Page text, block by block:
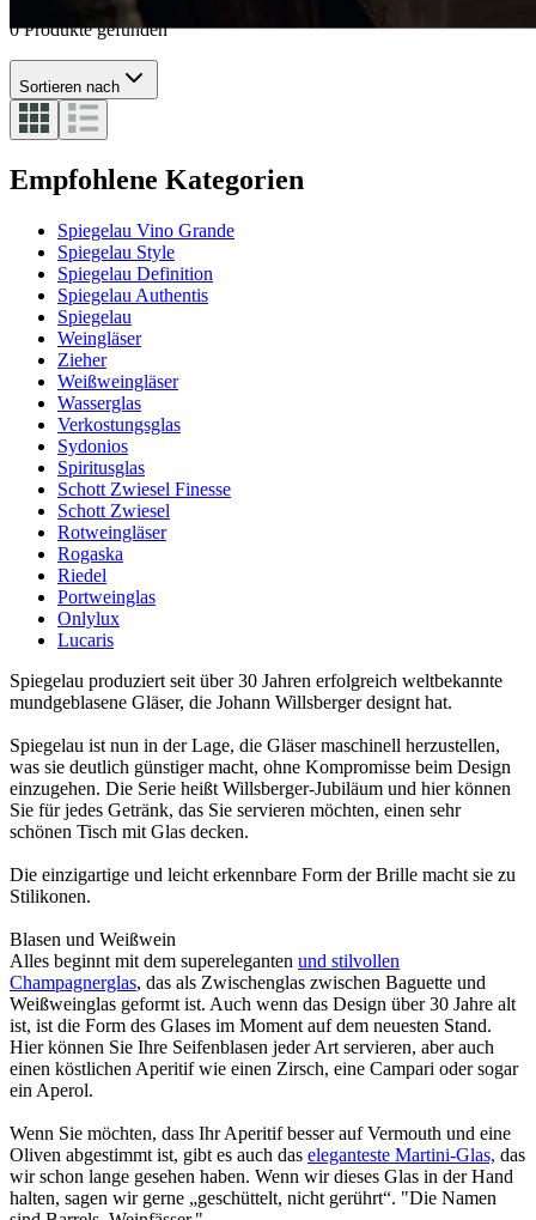
0 Produkte gefunden
Sortieren nach
Empfohlene Kategorien
Spiegelau Vino Grande
Spiegelau Style
Spiegelau Definition
Spiegelau Authentis
Spiegelau
Weingläser
Zieher
Weißweingläser
Wasserglas
Verkostungsglas
Sydonios
Spiritusglas
Schott Zwiesel Finesse
Schott Zwiesel
Rotweingläser
Rogaska
Riedel
Portweinglas
Onlylux
Lucaris
Spiegelau produziert seit über 30 Jahren erfolgreich weltbekannte
mundgeblasene Gläser, die Johann Willsberger designt hat.
Spiegelau ist nun in der Lage, die Gläser maschinell herzustellen,
was sie deutlich günstiger macht, ohne Kompromisse beim Design
einzugehen. Die Serie heißt Willsberger-Jubiläum und hier können
Sie für jedes Getränk, das Sie servieren möchten, einen sehr
schönen Tisch mit Glas decken.
Die einzigartige und leicht erkennbare Form der Brille macht sie zu
Stilikonen.
Blasen und Weißwein
Alles beginnt mit dem supereleganten und stilvollen
Champagnerglas, das als Zwischenglas zwischen Baguette und
Weißweinglas geformt ist. Auch wenn das Design über 30 Jahre alt
ist, ist die Form des Glases im Moment auf dem neuesten Stand.
Hier können Sie Ihre Seifenblasen jeder Art servieren, aber auch
einen köstlichen Aperitif wie einen Zirsch, eine Campari oder sogar
ein Aperol.
Wenn Sie möchten, dass Ihr Aperitif besser auf Vermouth und eine
Oliven abgestimmt ist, gibt es auch das eleganteste Martini-Glas, das
wir schon lange gesehen haben. Wenn wir dieses Glas in der Hand
halten, sagen wir gerne „geschüttelt, nicht gerührt“. "Die Namen